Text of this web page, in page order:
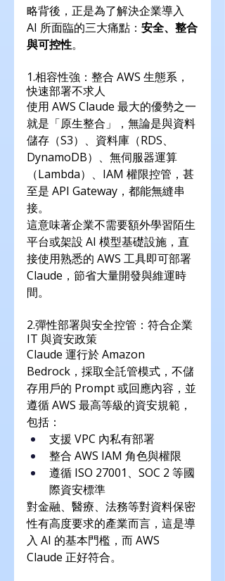
略背後，正是為了解決企業導入
AI 所面臨的三大痛點： 安全、整合
與可控性。
1.相容性強：整合 AWS 生態系，
快速部署不求人
使用 AWS Claude 最大的優勢之一
就是「原生整合」，無論是與資料
儲存（S3）、資料庫（RDS、
DynamoDB）、無伺服器運算
（Lambda）、IAM 權限控管，甚
至是 API Gateway，都能無縫串
接。
這意味著企業不需要額外學習陌生
平台或架設 AI 模型基礎設施，直
接使用熟悉的 AWS 工具即可部署
Claude，節省大量開發與維運時
間。
2.彈性部署與安全控管：符合企業
IT 與資安政策
Claude 運行於 Amazon
Bedrock，採取全託管模式，不儲
存用戶的 Prompt 或回應內容，並
遵循 AWS 最高等級的資安規範，
包括：
支援 VPC 內私有部署
整合 AWS IAM 角色與權限
遵循 ISO 27001、SOC 2 等國
際資安標準
對金融、醫療、法務等對資料保密
性有高度要求的產業而言，這是導
入 AI 的基本門檻，而 AWS
Claude 正好符合。